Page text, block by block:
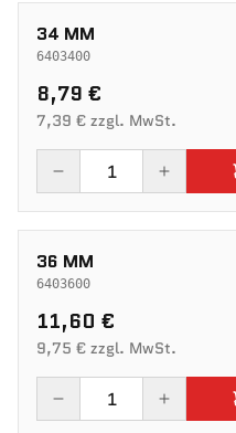
34 MM
6403400
8,79 €
7,39 € zzgl. MwSt.
36 MM
6403600
11,60 €
9,75 € zzgl. MwSt.